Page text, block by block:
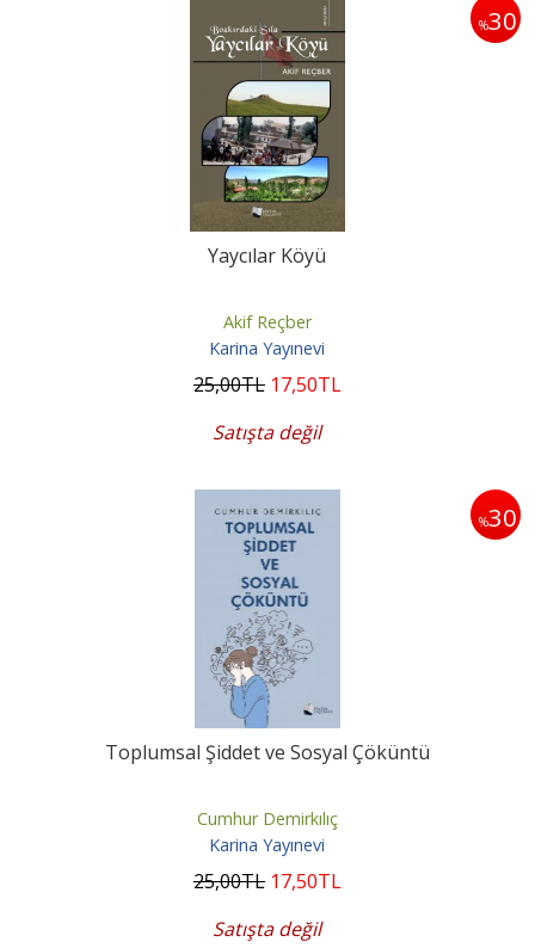
%30
Yaycılar Köyü
Akif Reçber
Karina Yayınevi
25,00TL 17,50TL
Satışta değil
%30
Toplumsal Şiddet ve Sosyal Çöküntü
Cumhur Demirkılıç
Karina Yayınevi
25,00TL 17,50TL
Satışta değil